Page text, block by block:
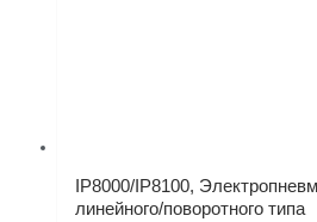
IP8000/IP8100,
линейного/поворотного типа